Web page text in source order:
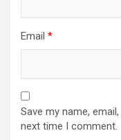
Email *
Save my name,
next time I comment.